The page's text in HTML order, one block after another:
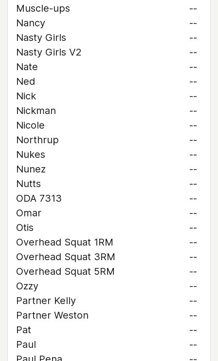
Muscle-ups
--
Nancy
--
Nasty Girls
--
Nasty Girls V2
--
Nate
--
Ned
--
Nick
--
Nickman
--
Nicole
--
Northrup
--
Nukes
--
Nunez
--
Nutts
--
ODA 7313
--
Omar
--
Otis
--
Overhead Squat 1RM
--
Overhead Squat 3RM
--
Overhead Squat 5RM
--
Ozzy
--
Partner Kelly
--
Partner Weston
--
Pat
--
Paul
--